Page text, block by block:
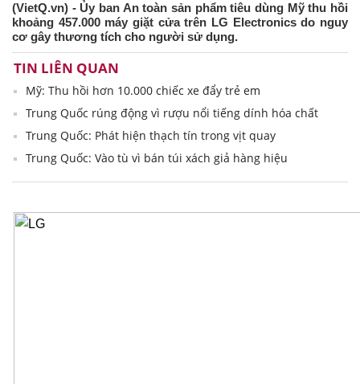
(VietQ.vn) - Ủy ban An toàn sản phẩm tiêu dùng Mỹ thu hồi
khoảng 457.000 máy giặt cửa trên LG Electronics do nguy
cơ gây thương tích cho người sử dụng.
TIN LIÊN QUAN
Mỹ: Thu hồi hơn 10.000 chiếc xe đẩy trẻ em
Trung Quốc rúng động vì rượu nổi tiếng dính hóa chất
Trung Quốc: Phát hiện thạch tín trong vịt quay
Trung Quốc: Vào tù vì bán túi xách giả hàng hiệu